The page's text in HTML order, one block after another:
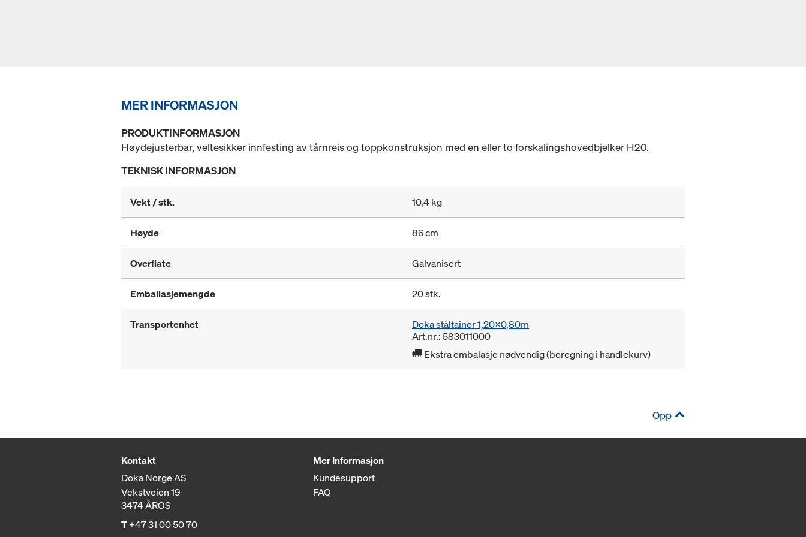
MER INFORMASJON
PRODUKTINFORMASJON
Høydejusterbar, veltesikker innfesting av tårnreis og toppkonstruksjon med en eller to forskalingshovedbjelker H20.
TEKNISK INFORMASJON
Vekt / stk. 10,4 kg
Høyde 86 cm
Overflate Galvanisert
Emballasjemengde 20 stk.
Transportenhet
Doka ståltainer 1,20x0,80m
Art.nr.: 583011000
Ekstra embalasje nødvendig (beregning i handlekurv)
Opp
Kontakt
Doka Norge AS
Vekstveien 19
3474 ÅROS
T+47 31 00 50 70
Mer Informasjon
Kundesupport
FAQ